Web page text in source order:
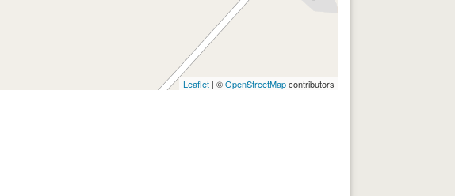
Leaflet | ©OpenStreetMapcontributors